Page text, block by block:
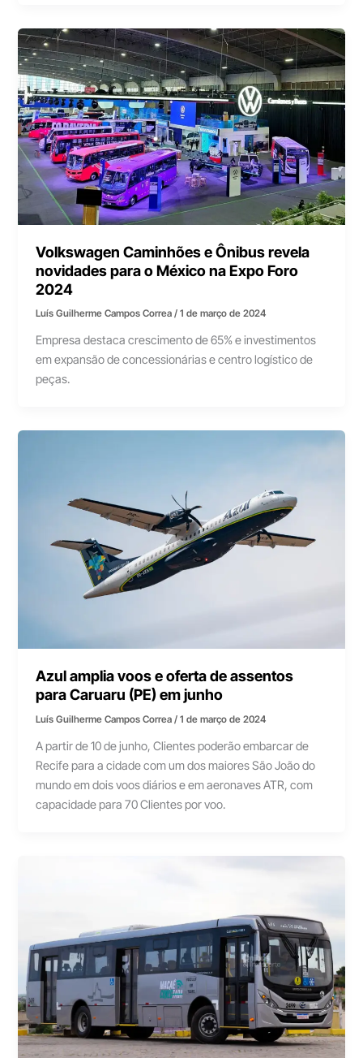
Volkswagen Caminhões e Ônibus revela
novidades para o México na Expo Foro
2024
Luís Guilherme Campos Correa/1 de março de 2024
Empresa destaca crescimento de 65% e investimentos
em expansão de concessionárias e centro logístico de
peças.
Azul amplia voos e oferta de assentos
para Caruaru (PE) em junho
Luís Guilherme Campos Correa/1 de março de 2024
A partir de 10 de junho, Clientes poderão embarcar de
Recife para a cidade com um dos maiores São João do
mundo em dois voos diários e em aeronaves ATR, com
capacidade para 70 Clientes por voo.